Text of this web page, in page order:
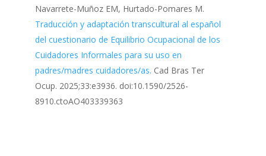
Navarrete-Muñoz EM, Hurtado-Pomares M.
Traducción y adaptación transcultural al español
del cuestionario de Equilibrio Ocupacional de los
Cuidadores Informales para su uso en
padres/madres cuidadores/as. Cad Bras Ter
Ocup. 2025;33:e3936. doi:10.1590/2526-
8910.ctoAO403339363